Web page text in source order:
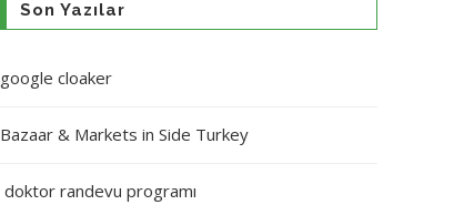
Son Yazılar
google cloaker
Bazaar & Markets in Side Turkey
doktor randevu programı